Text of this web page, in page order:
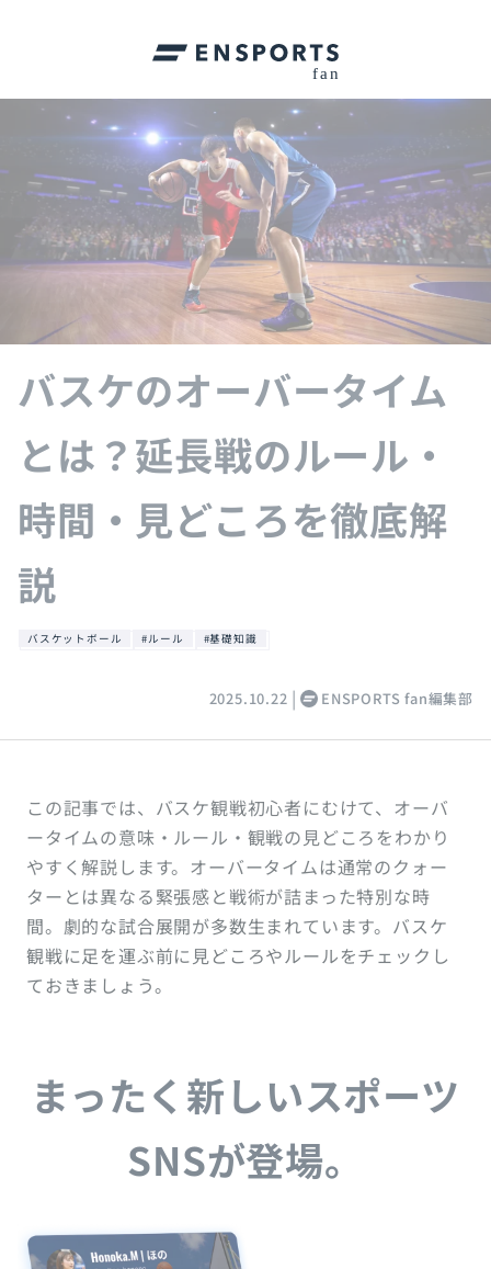
バスケのオーバータイム
とは？延長戦のルール・
時間・見どころを徹底解
説
バスケットボール #ルール #基礎知識
2025.10.22 ENSPORTS fan編集部
この記事では、バスケ観戦初心者にむけて、オーバ
ータイムの意味・ルール・観戦の見どころをわかり
やすく解説します。オーバータイムは通常のクォー
ターとは異なる緊張感と戦術が詰まった特別な時
間。劇的な試合展開が多数生まれています。バスケ
観戦に足を運ぶ前に見どころやルールをチェックし
ておきましょう。
まったく新しいスポーツ
SNSが登場。